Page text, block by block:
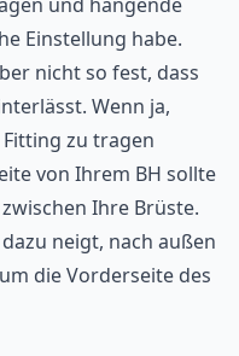
Einstellung habe.
nicht so fest, dass
Wenn ja,
zu tragen
von Ihrem BH sollte
Ihre Brüste.
neigt, nach außen
die Vorderseite des